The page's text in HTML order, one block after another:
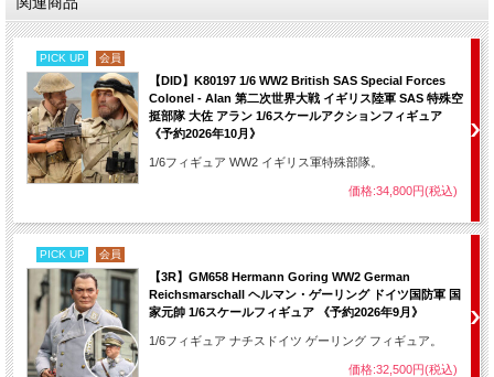
PICK UP 会員
【DID】K80197 1/6 WW2 British SAS Special Forces
Colonel - Alan 第二次世界大戦 イギリス陸軍 SAS 特殊空
挺部隊 大佐 アラン 1/6スケールアクションフィギュア
《予約2026年10月》
1/6フィギュア WW2 イギリス軍特殊部隊。
価格:34,800円(税込)
PICK UP 会員
【3R】GM658 Hermann Goring WW2 German
Reichsmarschall ヘルマン・ゲーリング ドイツ国防軍 国
家元帥 1/6スケールフィギュア 《予約2026年9月》
1/6フィギュア ナチスドイツ ゲーリング フィギュア。
価格:32,500円(税込)